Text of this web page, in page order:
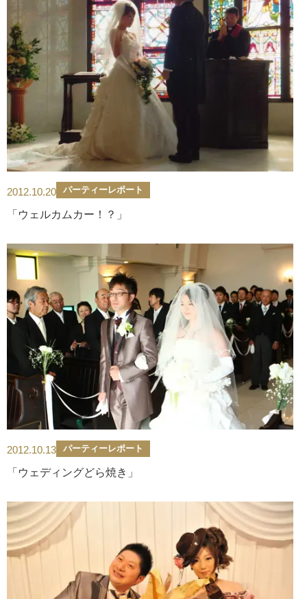
2012.10.20 パーティーレポート
「ウェルカムカー！？」
2012.10.13 パーティーレポート
「ウェディングどら焼き」